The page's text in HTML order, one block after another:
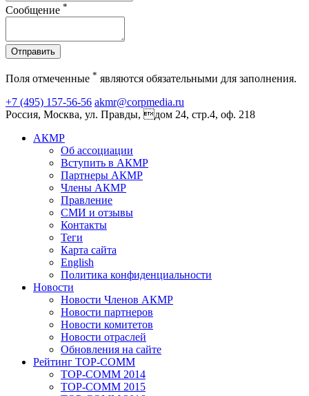
Сообщение *
Отправить
Поля отмеченные * являются обязательными для заполнения.
+7 (495) 157-56-56 akmr@corpmedia.ru
Россия, Москва, ул. Правды, дом 24, стр.4, оф. 218
АКМР
Об ассоциации
Вступить в АКМР
Партнеры АКМР
Члены АКМР
Правление
СМИ и отзывы
Контакты
Теги
Карта сайта
English
Политика конфиденциальности
Новости
Новости Членов АКМР
Новости партнеров
Новости комитетов
Новости отраслей
Обновления на сайте
Рейтинг TOP-COMM
TOP-COMM 2014
TOP-COMM 2015